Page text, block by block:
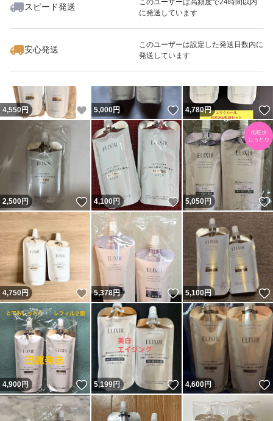
スピード発送
このユーザーは高頻度で24時間以内
に発送しています
安心発送
このユーザーは設定した発送日数内に
発送しています
いいね！
5,350
4,550円 いいね！
5,000円 いいね！
4,780円
2,500円 いいね！
4,100円 いいね！
5,050円
4,750円 いいね！
5,378円 いいね！
5,100円
4,900円 いいね！
5,199円 いいね！
4,600円